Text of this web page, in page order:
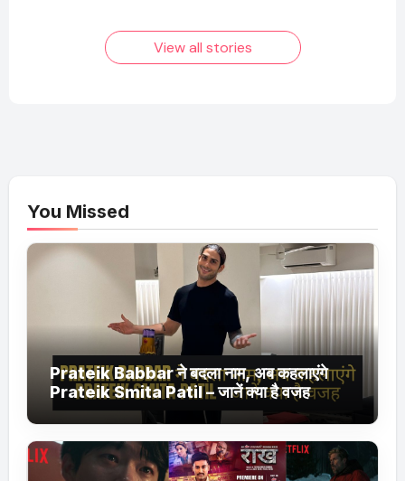
View all stories
You Missed
Prateik Babbar ने बदला नाम, अब कहलाएंगे
Prateik Smita Patil – जानें क्या है वजह